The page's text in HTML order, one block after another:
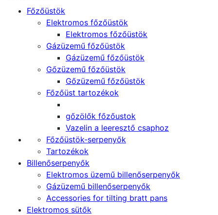
Főzőüstök
Elektromos főzőüstök
Elektromos főzőüstök
Gázüzemű főzőüstök
Gázüzemű főzőüstök
Gőzüzemű főzőüstök
Gőzüzemű főzőüstök
Főzőüst tartozékok
gőzölők főzőustok
Vazelin a leeresztő csaphoz
Főzőüstök-serpenyők
Tartozékok
Billenőserpenyők
Elektromos üzemű billenőserpenyők
Gázüzemű billenőserpenyők
Accessories for tilting bratt pans
Elektromos sütők